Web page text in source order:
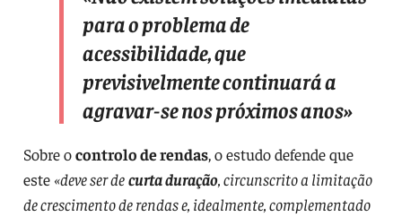
para o problema de
acessibilidade, que
previsivelmente continuará a
agravar-se nos próximos anos»
Sobre ocontrolo de rendas, o estudo defende que
este «deve ser decurta duração, circunscrito a limitação
de crescimento de rendas e, idealmente, complementado